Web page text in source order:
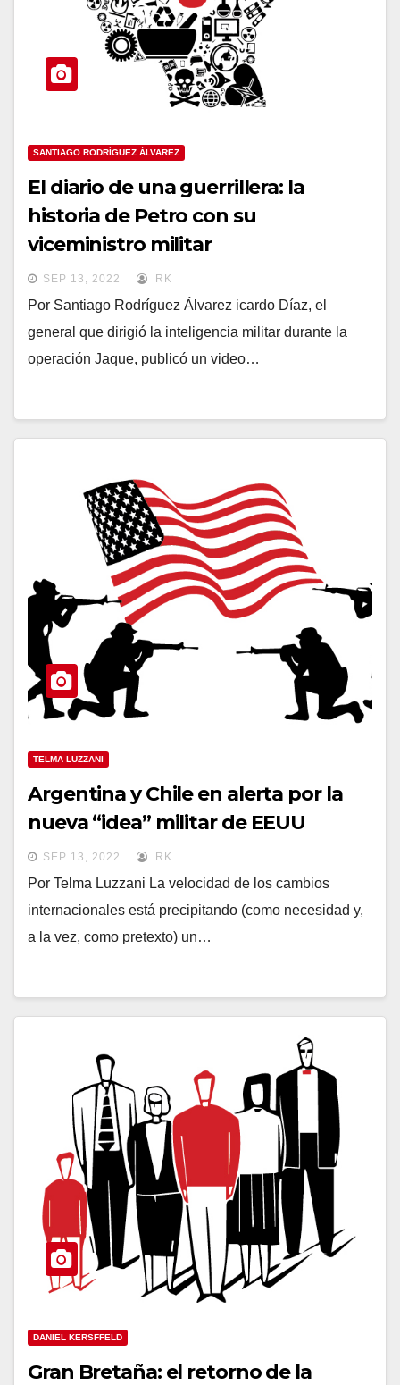
SANTIAGO RODRÍGUEZ ÁLVAREZ
El diario de una guerrillera: la
historia de Petro con su
viceministro militar
SEP 13, 2022 RK
Por Santiago Rodríguez Álvarez icardo Díaz, el
general que dirigió la inteligencia militar durante la
operación Jaque, publicó un video…
TELMA LUZZANI
Argentina y Chile en alerta por la
nueva “idea” militar de EEUU
SEP 13, 2022 RK
Por Telma Luzzani La velocidad de los cambios
internacionales está precipitando (como necesidad y,
a la vez, como pretexto) un…
DANIEL KERSFFELD
Gran Bretaña: el retorno de la